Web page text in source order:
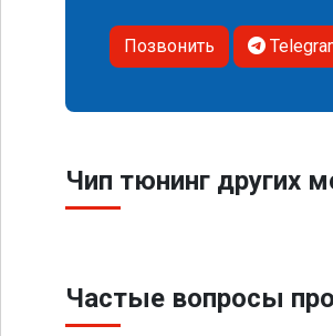
Позвонить
Чип тюнинг других
Частые вопросы